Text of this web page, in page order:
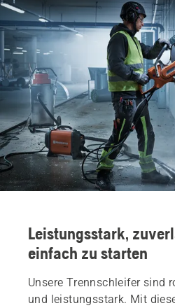
Leistungsstark,
einfach zu starten
Unsere Trennschleifer sind
und leistungsstark. Mit